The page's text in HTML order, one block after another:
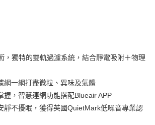
行
華泰商業銀行
永豐商業銀行
星展（台灣）商業銀行
兆豐國際商業銀行
遠東國際商業銀行
永豐商業銀行
星展（台灣）商業銀行
，獨特的雙軌過濾系統，結合靜電吸附＋物理
網一網打盡微粒、異味及氣體
握，智慧連網功能搭配Blueair APP
靜不擾眠，獲得英國QuietMark低噪音專業認